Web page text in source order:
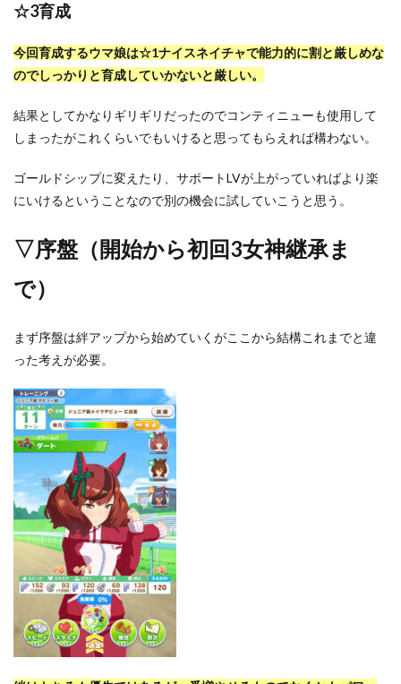
☆3育成
今回育成するウマ娘は☆1ナイスネイチャで能力的に割と厳しめな
のでしっかりと育成していかないと厳しい。
結果としてかなりギリギリだったのでコンティニューも使用して
しまったがこれくらいでもいけると思ってもらえれば構わない。
ゴールドシップに変えたり、サポートLVが上がっていればより楽
にいけるということなので別の機会に試していこうと思う。
▽序盤（開始から初回3女神継承ま
で）
まず序盤は絆アップから始めていくがここから結構これまでと違
った考えが必要。